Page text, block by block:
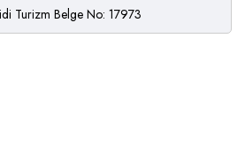
Turizm Belge No: 17973